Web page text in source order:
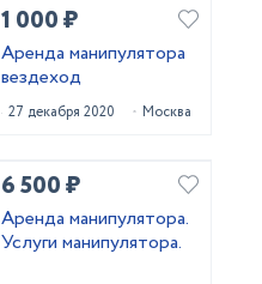
1 000 ₽
Аренда манипулятора
вездеход
27 декабря 2020 Москва
6 500 ₽
Аренда манипулятора.
Услуги манипулятора.